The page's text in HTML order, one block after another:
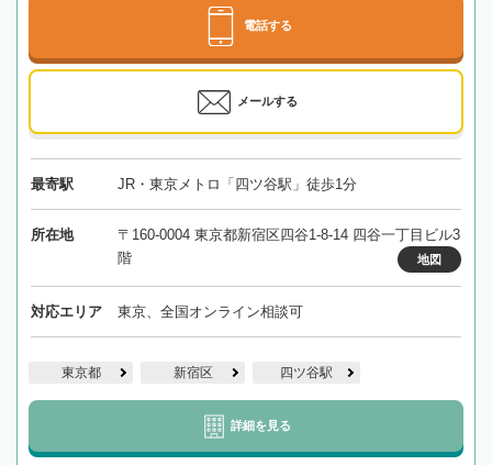
電話する
メールする
最寄駅 JR・東京メトロ「四ツ谷駅」徒歩1分
所在地
〒160-0004 東京都新宿区四谷1-8-14 四谷一丁目ビル3
階
地図
対応エリア 東京、全国オンライン相談可
東京都 新宿区 四ツ谷駅
詳細を見る